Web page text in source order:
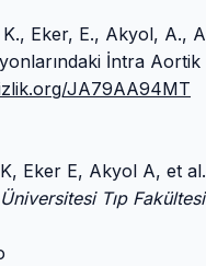
Eker, E., Akyol, A.,
İntra Aortik
JA79AA94MT
Eker E, Akyol A, et
Tıp